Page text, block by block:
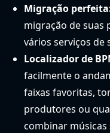
Migração
migração de suas
vários serviços de
Localizador de
facilmente o
faixas favoritas,
produtores ou
combinar